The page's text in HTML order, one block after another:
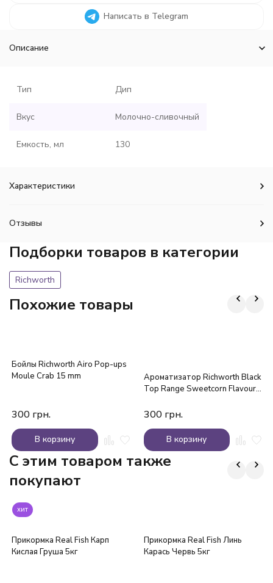
Написать в Telegram
Описание
Тип Дип
Вкус Молочно-сливочный
Емкость, мл 130
Характеристики
Отзывы
Подборки товаров в категории
Richworth
Похожие товары
Бойлы Richworth Airo Pop-ups
Moule Crab 15 mm
300 грн.
В корзину
Ароматизатор Richworth Black
Top Range Sweetcorn Flavour
300 грн.
В корзину
C этим товаром также
покупают
хит
Прикормка Real Fish Карп
Кислая Груша 5кг
Прикормка Real Fish Линь
Карась Червь 5кг